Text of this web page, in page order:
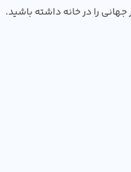
جهانی را در خانه داشته باشید.